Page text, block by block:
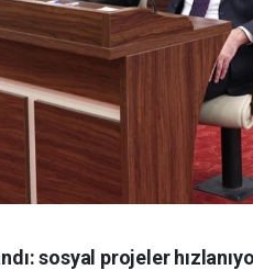
sosyal projeler